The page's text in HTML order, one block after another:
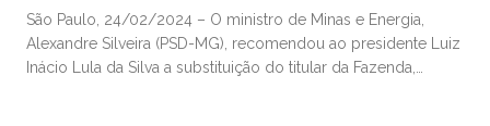
São Paulo, 24/02/2024 – O ministro de Minas e Energia,
Alexandre Silveira (PSD-MG), recomendou ao presidente Luiz
Inácio Lula da Silva a substituição do titular da Fazenda,